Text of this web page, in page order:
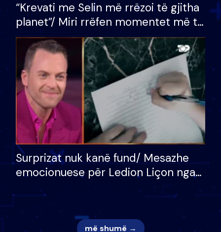
“Krevati me Selin më rrëzoi të gjitha
planet”/ Miri rrëfen momentet më të
bukura në shtëpinë e BB VIP: Do më
mungojë zilja e mëngjesit kur…
Surprizat nuk kanë fund/ Mesazhe
emocionuese për Ledion Liçon nga
nëna dhe fëmijët e tij, moderatori
nuk i mban dot lotët: Nuk meritoj…
më shumë →